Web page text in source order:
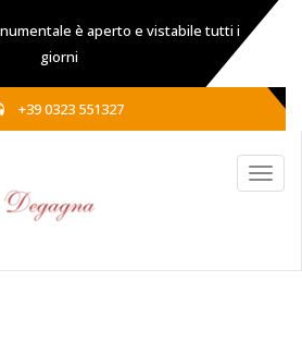
è aperto e vistabile tutti i
giorni
+39 0323 551327